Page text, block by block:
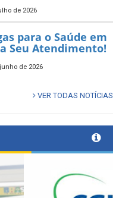
de 2026
para o Saúde em
Seu Atendimento!
de 2026
VER TODAS NOTÍCIAS